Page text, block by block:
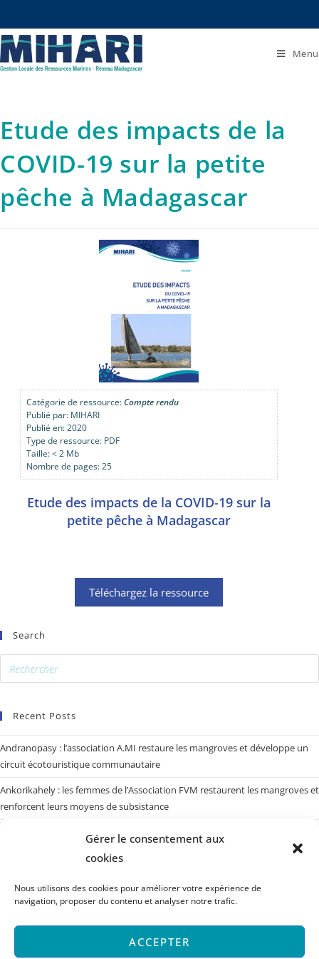
Gérer le consentement aux
cookies
Nous utilisons des cookies pour améliorer votre expérience de
navigation, proposer du contenu et analyser notre trafic.
ACCEPTER
Menu
Etude des impacts de la
COVID-19 sur la petite
pêche à Madagascar
Catégorie de ressource:Compte rendu
Publié par: MIHARI
Publié en: 2020
Type de ressource: PDF
Taille: < 2 Mb
Nombre de pages: 25
Etude des impacts de la COVID-19 sur la
petite pêche à Madagascar
Téléchargez la ressource
Search
Recent Posts
Andranopasy : l’association A.MI restaure les mangroves et développe un
circuit écotouristique communautaire
Ankorikahely : les femmes de l’Association FVM restaurent les mangroves et
renforcent leurs moyens de subsistance
Sarodrano : 200 habitats artificiels pour redonner vie aux poulpes
Réserve marine : la LMMA Vatoharasoa investit dans l’avenir de ses
Fomba fametrahana fitarainana sy fanaovana tatitra